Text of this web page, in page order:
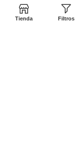
Términos y Políticas
Tienda Filtros